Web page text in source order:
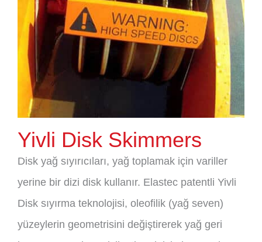
Yivli Disk Skimmers
Disk yağ sıyırıcıları, yağ toplamak için variller
yerine bir dizi disk kullanır. Elastec patentli Yivli
Disk sıyırma teknolojisi, oleofilik (yağ seven)
yüzeylerin geometrisini değiştirerek yağ geri